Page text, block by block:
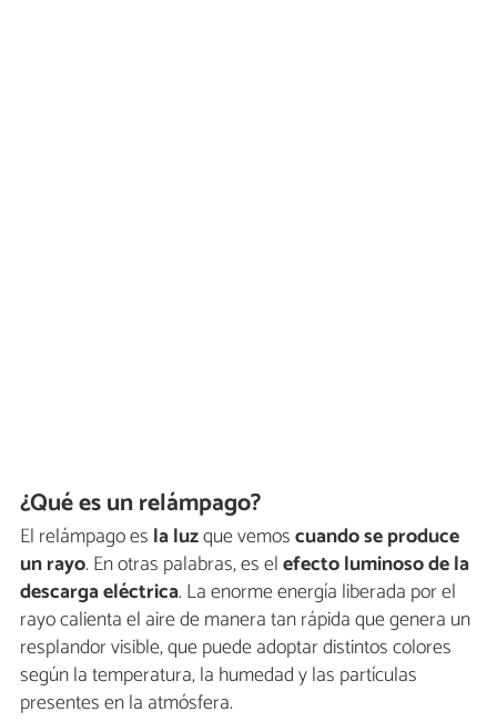
¿Qué es un relámpago?
El relámpago es la luzque vemoscuando se produce
un rayo. En otras palabras, es elefecto luminoso de la
descarga eléctrica. La enorme energía liberada por el
rayo calienta el aire de manera tan rápida que genera un
resplandor visible, que puede adoptar distintos colores
según la temperatura, la humedad y las partículas
presentes en la atmósfera.